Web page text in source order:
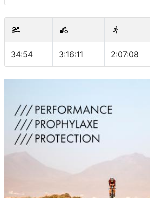
34:54 3:16:11 2:07:08